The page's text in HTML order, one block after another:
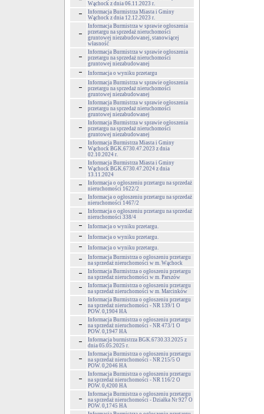
Wąchock z dnia 06.11.2023 r.
Informacja Burmistrza Miasta i Gminy
Wąchock z dnia 12.12.2023 r.
Informacja Burmistrza w sprawie ogłoszenia
przetargu na sprzedaż nieruchomości
gruntowej niezabudowanej, stanowiącej
własność
Informacja Burmistrza w sprawie ogłoszenia
przetargu na sprzedaż nieruchomości
gruntowej niezabudowanej
Informacja o wyniku przetargu
Informacja Burmistrza w sprawie ogłoszenia
przetargu na sprzedaż nieruchomości
gruntowej niezabudowanej
Informacja Burmistrza w sprawie ogłoszenia
przetargu na sprzedaż nieruchomości
gruntowej niezabudowanej
Informacja Burmistrza w sprawie ogłoszenia
przetargu na sprzedaż nieruchomości
gruntowej niezabudowanej
Informacja Burmistrza Miasta i Gminy
Wąchock BGK.6730.47.2023 z dnia
02.10.2024 r.
Informacja Burmistrza Miasta i Gminy
Wąchock BGK.6730.47.2024 z dnia
13.11.2024
Informacja o ogłoszeniu przetargu na sprzedaż
nieruchomości 1622/2
Informacja o ogłoszeniu przetargu na sprzedaż
nieruchomości 1467/2
Informacja o ogłoszeniu przetargu na sprzedaż
nieruchomości 338/4
Informacja o wyniku przetargu.
Informacja o wyniku przetargu.
Informacja o wyniku przetargu.
Informacja Burmistrza o ogłoszeniu przetargu
na sprzedaż nieruchomości w m. Wąchock
Informacja Burmistrza o ogłoszeniu przetargu
na sprzedaż nieruchomości w m. Parszów
Informacja Burmistrza o ogłoszeniu przetargu
na sprzedaż nieruchomości w m. Marcinków
Informacja Burmistrza o ogłoszeniu przetargu
na sprzedaż nieruchomości - NR 139/1 O
POW. 0,1904 HA
Informacja Burmistrza o ogłoszeniu przetargu
na sprzedaż nieruchomości - NR 473/1 O
POW. 0,1947 HA
Informacja burmistrza BGK.6730.33.2025 z
dnia 05.05.2025 r.
Informacja Burmistrza o ogłoszeniu przetargu
na sprzedaż nieruchomości - NR 215/5 O
POW. 0,2046 HA
Informacja Burmistrza o ogłoszeniu przetargu
na sprzedaż nieruchomości - NR 116/2 O
POW. 0,4200 HA
Informacja Burmistrza o ogłoszeniu przetargu
na sprzedaż nieruchomości - Działka Nr 927 O
POW. 0,1745 HA